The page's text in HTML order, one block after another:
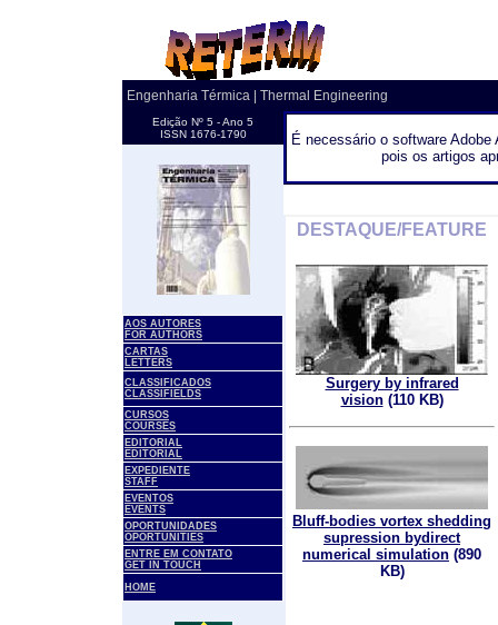
Engenharia Térmica | Thermal Engineering
Edição Nº 5 - Ano 5
ISSN 1676-1790
AOS AUTORES
FOR AUTHORS
CARTAS
LETTERS
CLASSIFICADOS
CLASSIFIELDS
CURSOS
COURSES
EDITORIAL
EDITORIAL
EXPEDIENTE
STAFF
EVENTOS
EVENTS
OPORTUNIDADES
OPORTUNITIES
ENTRE EM CONTATO
GET IN TOUCH
HOME
É necessário o software
pois os artigos
DESTAQUE/FEATURE
Surgery by infrared
vision(110 KB)
Bluff-bodies vortex shedding
supression bydirect
numerical simulation (890
KB)